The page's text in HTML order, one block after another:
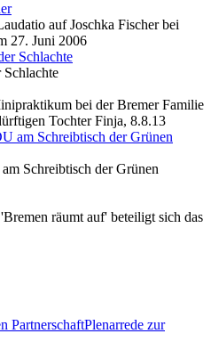
auf Joschka Fischer bei
27. Juni 2006
bei der Bremer Familie
Tochter Finja, 8.8.13
Schreibtisch der Grünen
räumt auf' beteiligt sich das
Plenarrede zur